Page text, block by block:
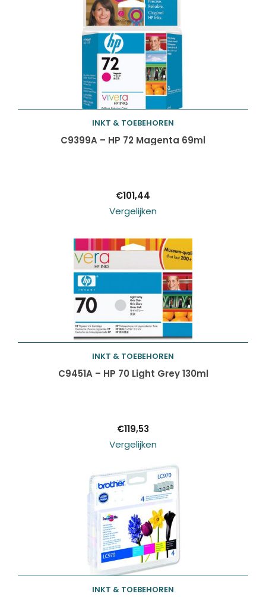
Toevoegen aan
INKT & TOEBEHOREN
C9399A – HP 72 Magenta 69ml
€101,44
Vergelijken
Toevoegen aan
INKT & TOEBEHOREN
C9451A – HP 70 Light Grey 130ml
€119,53
Vergelijken
INKT & TOEBEHOREN